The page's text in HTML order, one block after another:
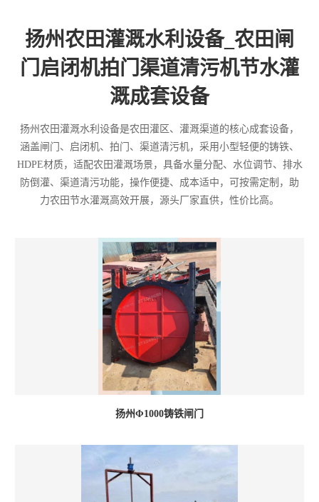
扬州农田灌溉水利设备_农田闸
门启闭机拍门渠道清污机节水灌
溉成套设备
扬州农田灌溉水利设备是农田灌区、灌溉渠道的核心成套设备，
涵盖闸门、启闭机、拍门、渠道清污机，采用小型轻便的铸铁、
HDPE材质，适配农田灌溉场景，具备水量分配、水位调节、排水
防倒灌、渠道清污功能，操作便捷、成本适中，可按需定制，助
力农田节水灌溉高效开展，源头厂家直供，性价比高。
扬州Φ1000铸铁闸门